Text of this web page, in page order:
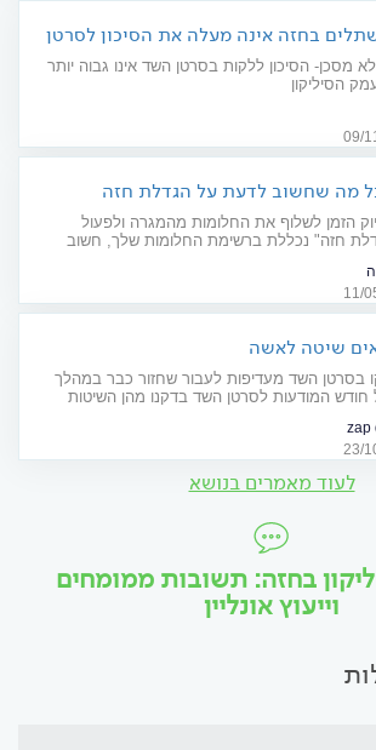
בחזה אינה מעלה את הסיכון לסרטן
מסכן- הסיכון ללקות בסרטן השד אינו גבוה יותר
הסיליקון
שתלים בחזה אינן חשופות יותר לסרטן השד, כך
שנעשה בארה"ב. עוד מגלה המחקר כי מחלת הסרטן
בה שתל, אולם שיעור התמותה נשאר זהה לזה של נשים
כבר לא מתים...
מה שחשוב לדעת על הגדלת חזה
הזמן לשלוף את החלומות מהמגרה ולפעול
חזה" נכללת ברשימת החלומות שלך, חשוב
שיטה לאשה
בסרטן השד מעדיפות לעבור שחזור כבר במהלך
חודש המודעות לסרטן השד בדקנו מהן השיטות
לעוד מאמרים בנושא
בחזה: תשובות ממומחים
וייעוץ אונליין